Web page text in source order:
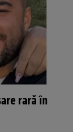
rară în